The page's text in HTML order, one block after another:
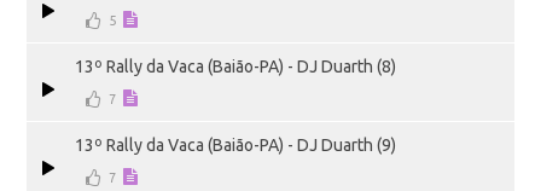
5
13º Rally da Vaca (Baião-PA) - DJ Duarth (8)
7
13º Rally da Vaca (Baião-PA) - DJ Duarth (9)
7